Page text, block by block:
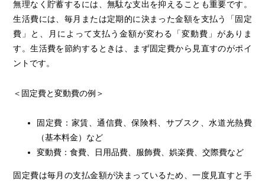
無理なく貯蓄するには、無駄な支出を抑えることも重要です。
生活費には、毎月または定期的に決まった金額を支払う「固定
費」と、月によって支払う金額が変わる「変動費」がありま
す。生活費を節約するときは、まず固定費から見直すのがポイ
ントです。
＜固定費と変動費の例＞
固定費：家賃、通信費、保険料、サブスク、水道光熱費
（基本料金）など
変動費：食費、日用品費、服飾費、娯楽費、交際費など
固定費は毎月の支払金額が決まっているため、一度見直すと手